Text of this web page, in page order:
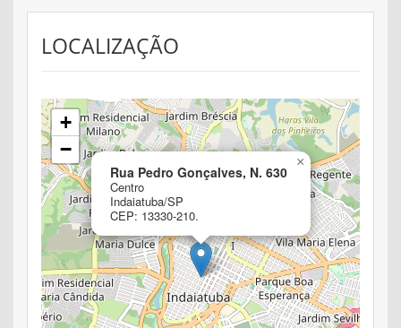
LOCALIZAÇÃO
Rua Pedro Gonçalves, N. 630
Centro
Indaiatuba/SP
CEP: 13330-210.
×
+
−